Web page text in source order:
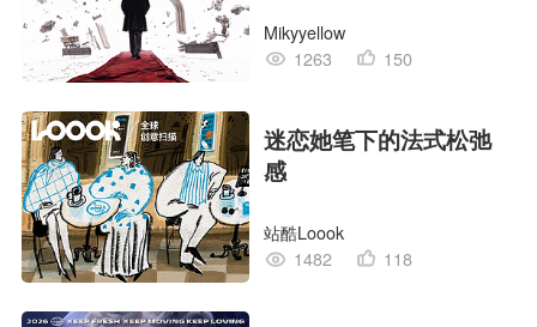
Mikyyellow
1263
150
迷恋她笔下的法式松弛
感
站酷Loook
1482
118